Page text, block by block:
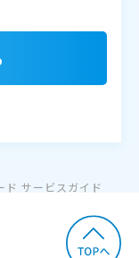
ド サービスガイド